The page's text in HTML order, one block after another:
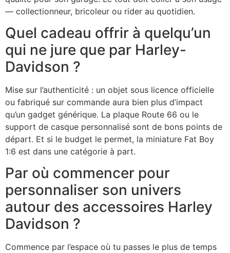
— collectionneur, bricoleur ou rider au quotidien.
Quel cadeau offrir à quelqu’un
qui ne jure que par Harley-
Davidson ?
Mise sur l’authenticité : un objet sous licence officielle
ou fabriqué sur commande aura bien plus d’impact
qu’un gadget générique. La plaque Route 66 ou le
support de casque personnalisé sont de bons points de
départ. Et si le budget le permet, la miniature Fat Boy
1:6 est dans une catégorie à part.
Par où commencer pour
personnaliser son univers
autour des accessoires Harley
Davidson ?
Commence par l’espace où tu passes le plus de temps